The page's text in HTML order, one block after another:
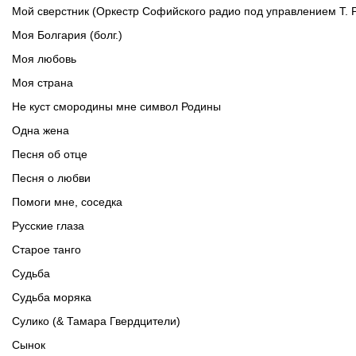
Мой сверстник (Оркестр Софийского радио под управлением Т.
Моя Болгария (болг.)
Моя любовь
Моя страна
Не куст смородины мне символ Родины
Одна жена
Песня об отце
Песня о любви
Помоги мне, соседка
Русские глаза
Старое танго
Судьба
Судьба моряка
Сулико (& Тамара Гвердцители)
Сынок